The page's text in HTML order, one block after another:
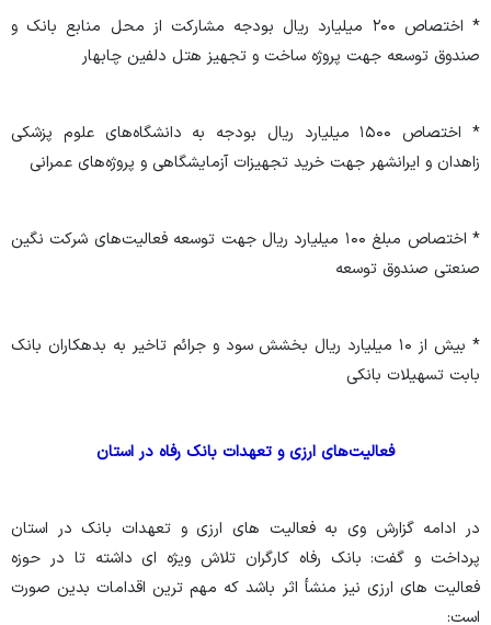
* اختصاص ۲۰۰ میلیارد ریال بودجه مشارکت از محل منابع بانک و
صندوق توسعه جهت پروژه ساخت و تجهیز هتل دلفین چابهار
* اختصاص ۱۵۰۰ میلیارد ریال بودجه به دانشگاه‌های علوم پزشکی
زاهدان و ایرانشهر جهت خرید تجهیزات آزمایشگاهی و پروژه‌های عمرانی
* اختصاص مبلغ ۱۰۰ میلیارد ریال جهت توسعه فعالیت‌های شرکت نگین
صنعتی صندوق توسعه
* بیش از ۱۰ میلیارد ریال بخشش سود و جرائم تاخیر به بدهکاران بانک
بابت تسهیلات بانکی
فعالیت‌های ارزی و تعهدات بانک رفاه در استان
در ادامه گزارش وی به فعالیت های ارزی و تعهدات بانک در استان
پرداخت و گفت: بانک رفاه کارگران تلاش ویژه ای داشته تا در حوزه
فعالیت های ارزی نیز منشأ اثر باشد که مهم ترین اقدامات بدین صورت
است: